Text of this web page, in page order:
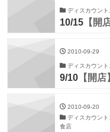
ディスカウン
10/15 【開
2010-09-29
ディスカウン
9/10 【開店
2010-09-20
ディスカウン
食店